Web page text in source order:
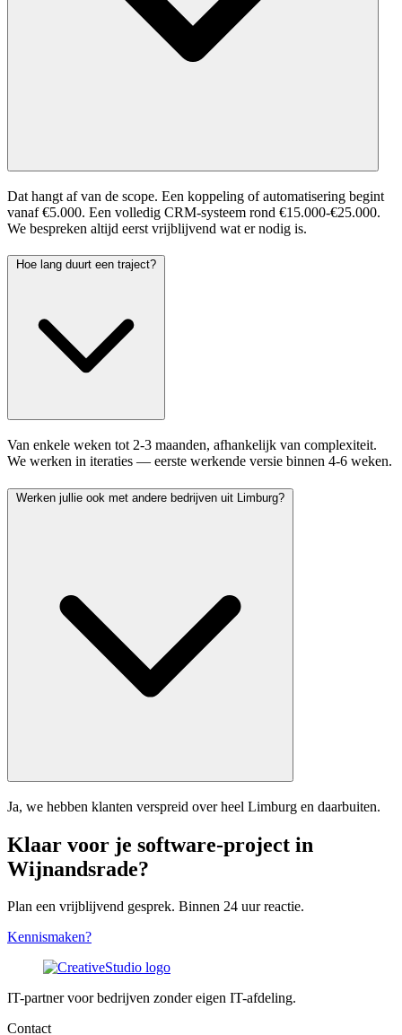
Dat hangt af van de scope. Een koppeling of automatisering begint
vanaf €5.000. Een volledig CRM-systeem rond €15.000-€25.000.
We bespreken altijd eerst vrijblijvend wat er nodig is.
Hoe lang duurt een traject?
Van enkele weken tot 2-3 maanden, afhankelijk van complexiteit.
We werken in iteraties — eerste werkende versie binnen 4-6 weken.
Werken jullie ook met andere bedrijven uit Limburg?
Ja, we hebben klanten verspreid over heel Limburg en daarbuiten.
Klaar voor je software-project in
Wijnandsrade?
Plan een vrijblijvend gesprek. Binnen 24 uur reactie.
Kennismaken?
IT-partner voor bedrijven zonder eigen IT-afdeling.
Contact